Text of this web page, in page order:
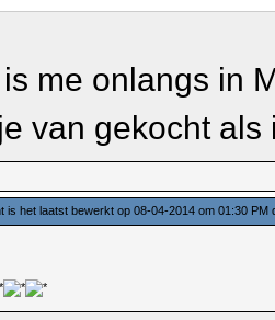
me onlangs in
van gekocht
is het laatst bewerkt op 08-04-2014 om 01:30 PM